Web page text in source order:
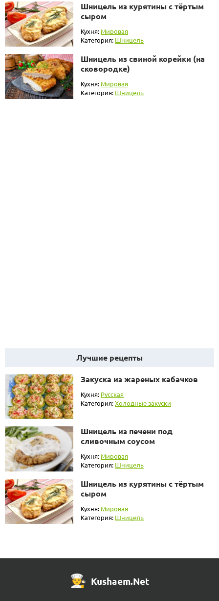
Шницель из курятины с тёртым
сыром
Кухня: Мировая
Категория: Шницель
Шницель из свиной корейки (на
сковородке)
Кухня: Мировая
Категория: Шницель
Лучшие рецепты
Закуска из жареных кабачков
Кухня: Русская
Категория:Холодные закуски
Шницель из печени под
сливочным соусом
Кухня:Мировая
Категория: Шницель
Шницель из курятины с тёртым
сыром
Кухня: Мировая
Категория: Шницель
Kushaem.Net